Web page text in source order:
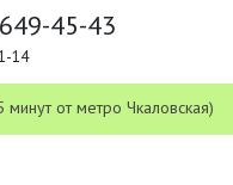
45-43
14
минут от метро Чкаловская)